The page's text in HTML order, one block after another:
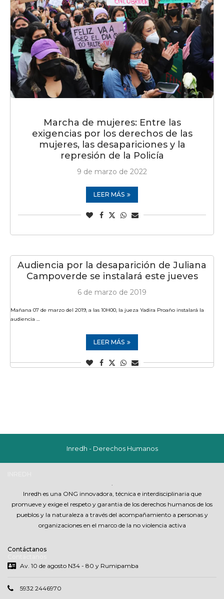
Marcha de mujeres: Entre las
exigencias por los derechos de las
mujeres, las desapariciones y la
represión de la Policía
9 de marzo de 2022
LEER MÁS
Audiencia por la desaparición de Juliana
Campoverde se instalará este jueves
6 de marzo de 2019
Mañana 07 de marzo del 2019, a las 10H00, la jueza Yadira Proaño instalará la
audiencia …
LEER MÁS
Inredh - Derechos Humanos
Inredh es una ONG innovadora, técnica e interdisciplinaria que
promueve y exige el respeto y garantia de los derechos humanos de los
pueblos y la naturaleza a través del acompañamiento a personas y
organizaciones en el marco de la no violencia activa
Contáctanos
Av. 10 de agosto N34 - 80 y Rumipamba
5932 2446970